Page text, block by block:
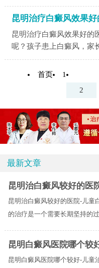
昆明治疗白癜风效果
昆明治疗白癜风效果好的
呢？孩子患上白癜风，家
首页
1
2
最新文章
昆明治白癜风较好的医
昆明治白癜风较好的医院-儿童
的治疗是一个需要长期坚持的
昆明白癜风医院哪个较
昆明白癜风医院哪个较好-儿童